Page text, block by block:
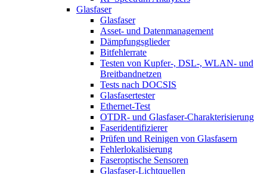
Glasfaser
Glasfaser
Asset- und Datenmanagement
Dämpfungsglieder
Bitfehlerrate
Testen von Kupfer-, DSL-, WLAN- und
Breitbandnetzen
Tests nach DOCSIS
Glasfasertester
Ethernet-Test
OTDR- und Glasfaser-Charakterisierung
Faseridentifizierer
Prüfen und Reinigen von Glasfasern
Fehlerlokalisierung
Faseroptische Sensoren
Glasfaser-Lichtquellen